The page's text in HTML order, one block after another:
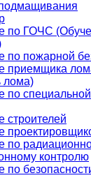
по ГОЧС
по пожарной
приемщика
лома)
по
строителей
по
контролю
по